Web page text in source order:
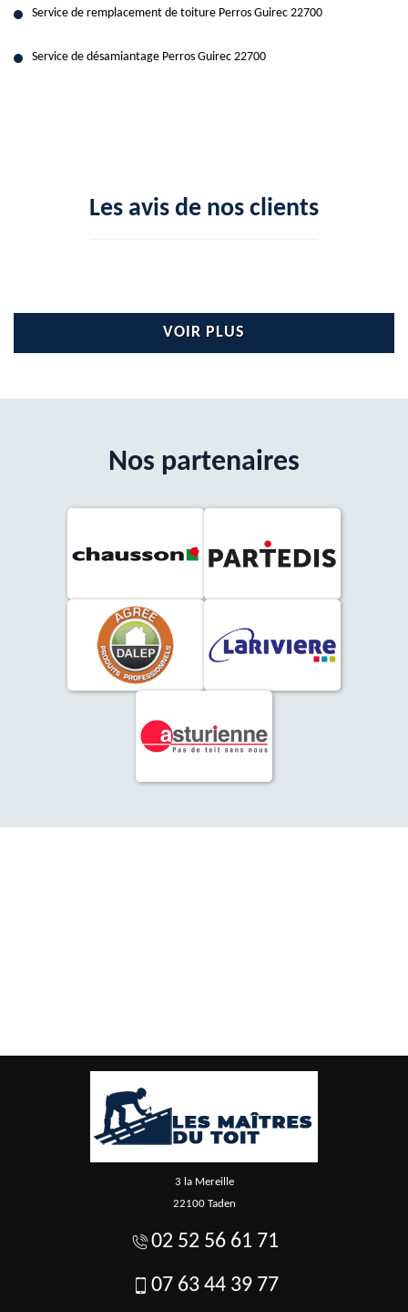
Service de remplacement de toiture Perros Guirec 22700
Service de désamiantage Perros Guirec 22700
Les avis de nos clients
VOIR PLUS
Nos partenaires
3 la Mereille
22100 Taden
02 52 56 61 71
07 63 44 39 77